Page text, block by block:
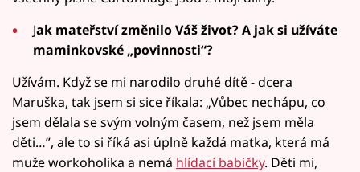
Jak mateřství změnilo Váš život? A jak si užíváte
maminkovské „povinnosti“?
Užívám. Když se mi narodilo druhé dítě - dcera
Maruška, tak jsem si sice říkala: „Vůbec nechápu, co
jsem dělala se svým volným časem, než jsem měla
děti…”, ale to si říká asi úplně každá matka, která má
muže workoholika a nemá hlídací babičky. Děti mi,